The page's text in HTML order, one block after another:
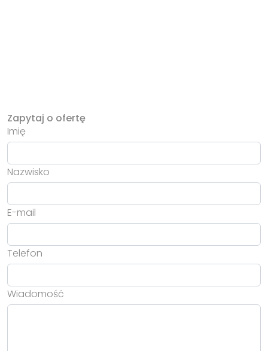
Zapytaj o ofertę
Imię
Nazwisko
E-mail
Telefon
Wiadomość